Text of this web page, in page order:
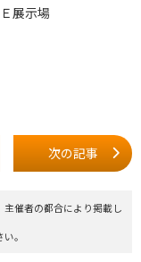
展示場
次の記事
催者の都合により掲載し
。